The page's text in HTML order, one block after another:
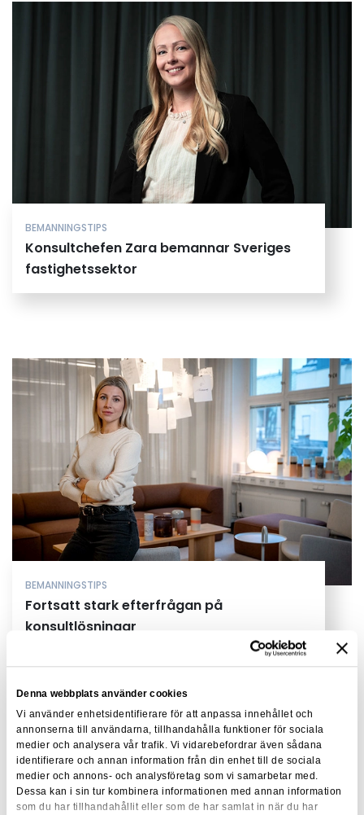
Denna webbplats använder cookies
Vi använder enhetsidentifierare för att anpassa innehållet och
annonserna till användarna, tillhandahålla funktioner för sociala
medier och analysera vår trafik. Vi vidarebefordrar även sådana
identifierare och annan information från din enhet till de sociala
medier och annons- och analysföretag som vi samarbetar med.
Dessa kan i sin tur kombinera informationen med annan information
som du har tillhandahållit eller som de har samlat in när du har
BEMANNINGSTIPS
Konsultchefen Zara bemannar Sveriges
fastighetssektor
BEMANNINGSTIPS
Fortsatt stark efterfrågan på
konsultlösningar